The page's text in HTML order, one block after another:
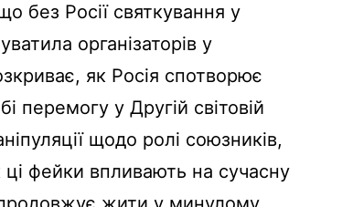
без Росії святкування у
організаторів у
як Росія спотворює
перемогу у Другій світовій
щодо ролі союзників,
ці фейки впливають на сучасну